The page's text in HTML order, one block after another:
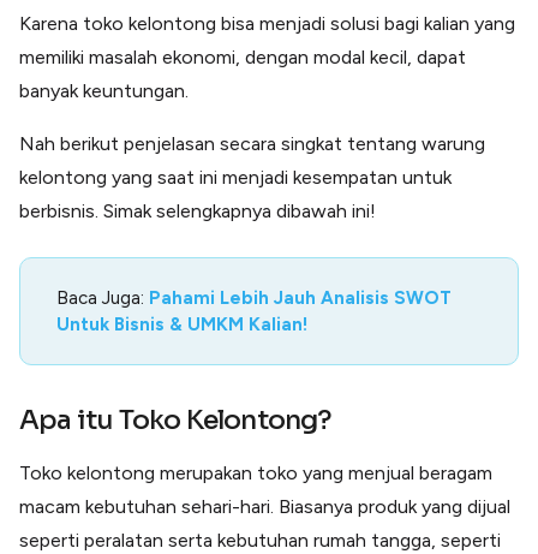
Karena toko kelontong bisa menjadi solusi bagi kalian yang
memiliki masalah ekonomi, dengan modal kecil, dapat
banyak keuntungan.
Nah berikut penjelasan secara singkat tentang warung
kelontong yang saat ini menjadi kesempatan untuk
berbisnis. Simak selengkapnya dibawah ini!
Baca Juga: Pahami Lebih Jauh Analisis SWOT
Untuk Bisnis & UMKM Kalian!
Apa itu Toko Kelontong?
Toko kelontong merupakan toko yang menjual beragam
macam kebutuhan sehari-hari. Biasanya produk yang dijual
seperti peralatan serta kebutuhan rumah tangga, seperti